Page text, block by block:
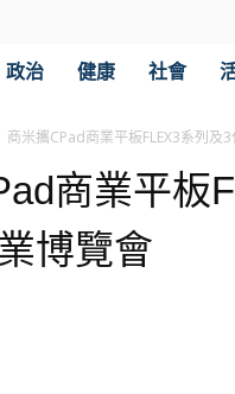
政治 健康 社會
商米攜CPad商業平板FLEX3系列及
商業平板
博覽會